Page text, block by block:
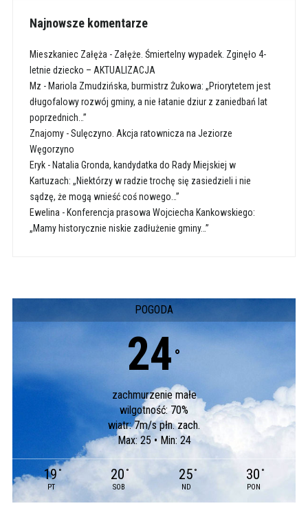
Najnowsze komentarze
Mieszkaniec Załęża - Załęże. Śmiertelny wypadek. Zginęło 4-
letnie dziecko – AKTUALIZACJA
Mz - Mariola Zmudzińska, burmistrz Żukowa: „Priorytetem jest
długofalowy rozwój gminy, a nie łatanie dziur z zaniedbań lat
poprzednich…”
Znajomy-Sulęczyno. Akcja ratownicza na Jeziorze
Węgorzyno
Eryk- Natalia Gronda, kandydatka do Rady Miejskiej w
Kartuzach: „Niektórzy w radzie trochę się zasiedzieli i nie
sądzę, że mogą wnieść coś nowego…”
Ewelina - Konferencja prasowa Wojciecha Kankowskiego:
„Mamy historycznie niskie zadłużenie gminy…”
POGODA
24 °
zachmurzenie małe
wilgotność: 70%
wiatr: 7m/s płn. zach.
Max: 25 • Min: 24
19 °
PT
20 °
SOB
25 °
ND
30 °
PON